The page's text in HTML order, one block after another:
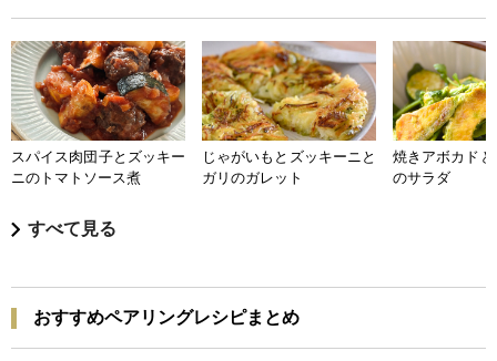
スパイス肉団子とズッキー
ニのトマトソース煮
じゃがいもとズッキーニと
ガリのガレット
焼きアボカド
のサラダ
すべて見る
おすすめペアリングレシピまとめ